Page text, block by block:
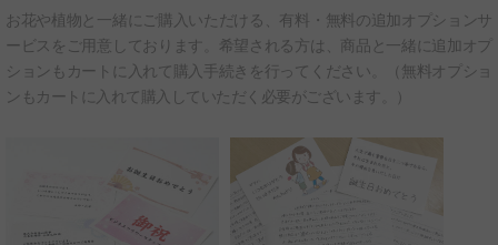
お花や植物と一緒にご購入いただける、有料・無料の追加オプションサ
ービスをご用意しております。希望される方は、商品と一緒に追加オプ
ションもカートに入れて購入手続きを行ってください。（無料オプショ
ンもカートに入れて購入していただく必要がございます。）